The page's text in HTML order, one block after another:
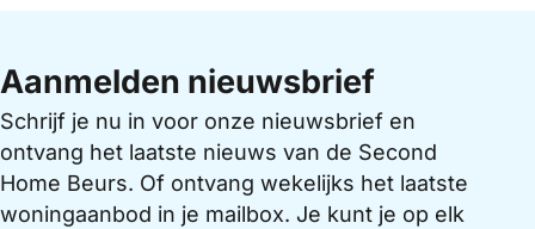
Aanmelden nieuwsbrief
Schrijf je nu in voor onze nieuwsbrief en
ontvang het laatste nieuws van de Second
Home Beurs. Of ontvang wekelijks het laatste
woningaanbod in je mailbox. Je kunt je op elk